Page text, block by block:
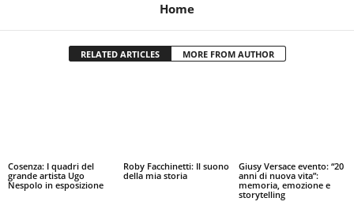
Home
RELATED ARTICLES MORE FROM AUTHOR
Cosenza: I quadri del
grande artista Ugo
Nespolo in esposizione
Roby Facchinetti: Il suono
della mia storia
Giusy Versace evento: “20
anni di nuova vita”:
memoria, emozione e
storytelling